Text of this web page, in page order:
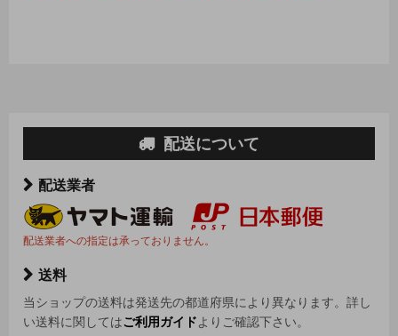
配送について
配送業者
配送業者への指定は承っておりません。
送料
当ショップの送料は発送先の都道府県により異なります。詳し
い送料に関してはご利用ガイドよりご確認下さい。